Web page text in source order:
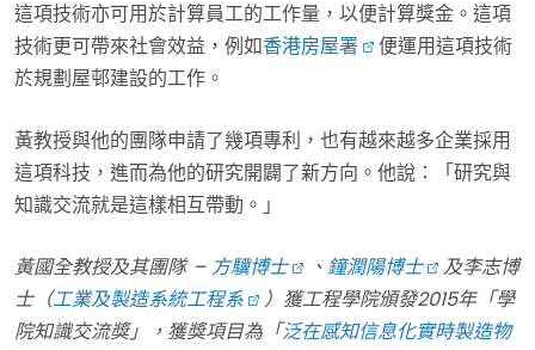
這項技術亦可用於計算員工的工作量，以便計算獎金。這項
技術更可帶來社會效益，例如香港房屋署
便運用這項技術
於規劃屋邨建設的工作。
黃教授與他的團隊申請了幾項專利，也有越來越多企業採用
這項科技，進而為他的研究開闢了新方向。他說：「研究與
知識交流就是這樣相互帶動。」
黃國全教授及其團隊 – 方驥博士 、 鐘潤陽博士
及李志博
士（工業及製造系統工程系
）獲工程學院頒發2015年「學
院知識交流獎」，獲獎項目為「泛在感知信息化實時製造物